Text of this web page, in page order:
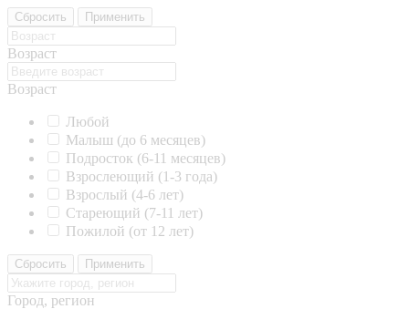
Сбросить Применить
Возраст
Возраст
Любой
Малыш (до 6 месяцев)
Подросток (6-11 месяцев)
Взрослеющий (1-3 года)
Взрослый (4-6 лет)
Стареющий (7-11 лет)
Пожилой (от 12 лет)
Сбросить Применить
Город, регион